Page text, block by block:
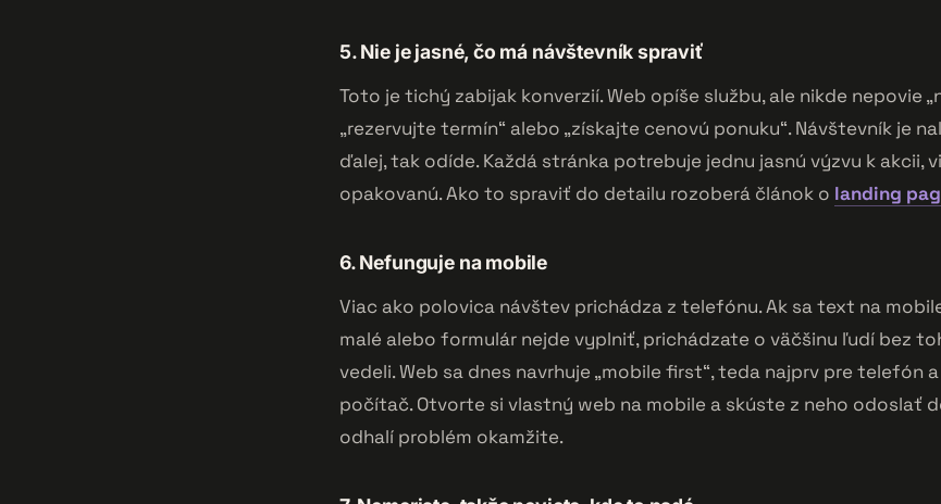
5. Nie je jasné, čo má návštevník spraviť
Toto je tichý zabijak konverzií. Web opíše službu, ale nikde nepovie
„rezervujte termín“ alebo „získajte cenovú ponuku“. Návštevník je
ďalej, tak odíde. Každá stránka potrebuje jednu jasnú výzvu k akcii,
opakovanú. Ako to spraviť do detailu rozoberá článok o landing
6. Nefunguje na mobile
Viac ako polovica návštev prichádza z telefónu. Ak sa text na
malé alebo formulár nejde vyplniť, prichádzate o väčšinu ľudí bez
vedeli. Web sa dnes navrhuje „mobile first“, teda najprv pre telefón
počítač. Otvorte si vlastný web na mobile a skúste z neho odoslať
odhalí problém okamžite.